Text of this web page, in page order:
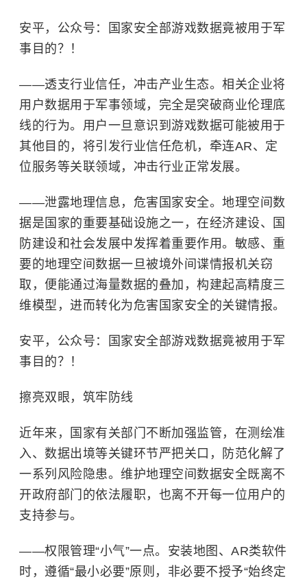
安平，公众号：国家安全部游戏数据竟被用于军
事目的？！
——透支行业信任，冲击产业生态。相关企业将
用户数据用于军事领域，完全是突破商业伦理底
线的行为。用户一旦意识到游戏数据可能被用于
其他目的，将引发行业信任危机，牵连AR、定
位服务等关联领域，冲击行业正常发展。
——泄露地理信息，危害国家安全。地理空间数
据是国家的重要基础设施之一，在经济建设、
国
防建设和社会发展中发挥着重要作用。敏感、重
要的地理空间数据一旦被境外间谍情报机关窃
取，便能通过海量数据的叠加，构建起高精度三
维模型，进而转化为危害国家安全的关键情报。
安平，公众号：国家安全部游戏数据竟被用于军
事目的？！
擦亮双眼，筑牢防线
近年来，国家有关部门不断加强监管，在测绘准
入、数据出境等关键环节严把关口，防范化解了
一系列风险隐患。维护地理空间数据安全既离不
开政府部门的依法履职，也离不开每一位用户的
支持参与。
——权限管理“小气”一点。安装地图、AR类软件
时，遵循“最小必要”原则，非必要不授予“始终定